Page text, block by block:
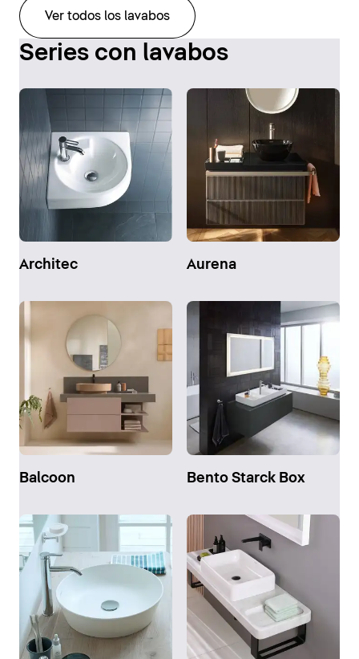
Ver todos los lavabos
Series con lavabos
Architec Aurena
Balcoon Bento Starck Box